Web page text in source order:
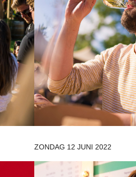
ZONDAG 12 JUNI 2022